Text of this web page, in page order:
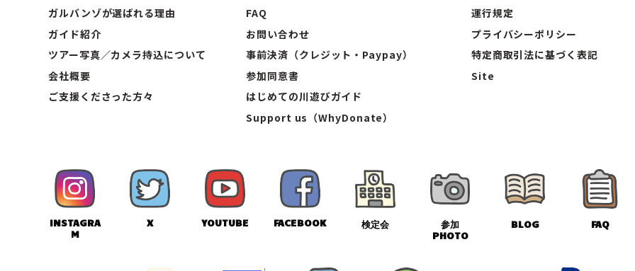
ガルバンゾが選ばれる理由
ガイド紹介
ツアー写真／カメラ持込について
会社概要
ご支援くださった方々
FAQ
お問い合わせ
事前決済（クレジット・Paypay）
参加同意書
はじめての川遊びガイド
Support us（WhyDonate）
運行規定
プライバシーポリシー
特定商取引法に基づく表記
Site
INSTAGRA
M
X YOUTUBE FACEBOOK 検定会
参加
PHOTO
BLOG FAQ